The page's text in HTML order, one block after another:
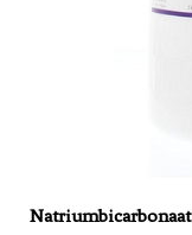
Natriumbicarbonaat